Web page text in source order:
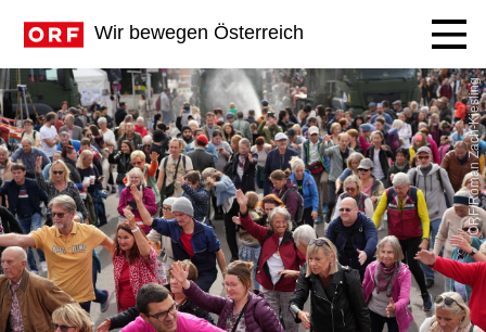
Wir bewegen Österreich
ORF/Roman Zach-Kiesling